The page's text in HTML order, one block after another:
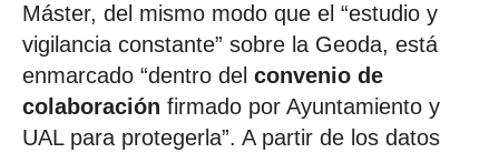
Máster, del mismo modo que el “estudio y
vigilancia constante” sobre la Geoda, está
enmarcado “dentro del convenio de
colaboración firmado por Ayuntamiento y
UAL para protegerla”. A partir de los datos